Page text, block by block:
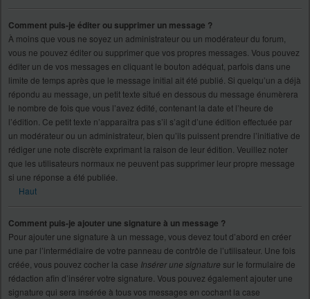
Comment puis-je éditer ou supprimer un message ?
À moins que vous ne soyez un administrateur ou un modérateur du forum,
vous ne pouvez éditer ou supprimer que vos propres messages. Vous pouvez
éditer un de vos messages en cliquant le bouton adéquat, parfois dans une
limite de temps après que le message initial ait été publié. Si quelqu’un a déjà
répondu au message, un petit texte situé en dessous du message énumèrera
le nombre de fois que vous l’avez édité, contenant la date et l’heure de
l’édition. Ce petit texte n’apparaîtra pas s’il s’agit d’une édition effectuée par
un modérateur ou un administrateur, bien qu’ils puissent prendre l’initiative de
rédiger une note discrète exprimant la raison de leur édition. Veuillez noter
que les utilisateurs normaux ne peuvent pas supprimer leur propre message
si une réponse a été publiée.
Haut
Comment puis-je ajouter une signature à un message ?
Pour ajouter une signature à un message, vous devez tout d’abord en créer
une par l’intermédiaire de votre panneau de contrôle de l’utilisateur. Une fois
créée, vous pouvez cocher la case Insérer une signature sur le formulaire de
rédaction afin d’insérer votre signature. Vous pouvez également ajouter une
signature qui sera insérée à tous vos messages en cochant la case